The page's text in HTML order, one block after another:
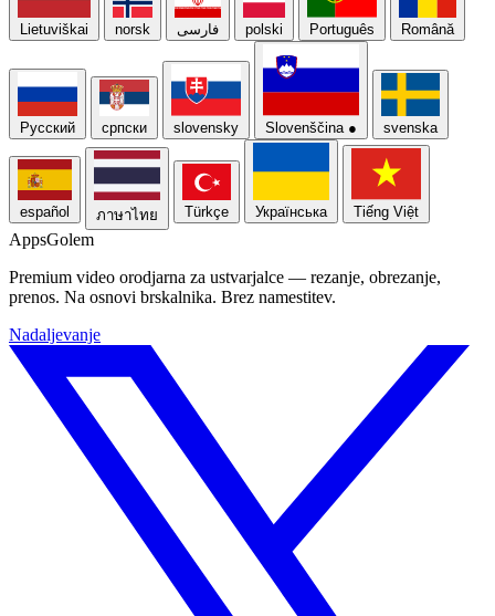
Lietuviškai norsk فارسی polski Português Română
Русский српски slovensky Slovenščina ● svenska
español ภาษาไทย Türkçe Українська Tiếng Việt
AppsGolem
Premium video orodjarna za ustvarjalce — rezanje, obrezanje,
prenos. Na osnovi brskalnika. Brez namestitev.
Nadaljevanje